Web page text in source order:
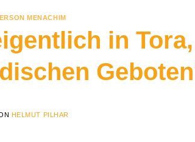
MENACHIM
in
HELMUT PILHAR